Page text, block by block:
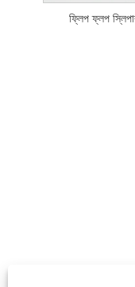
ফ্লিপ ফ্লপ